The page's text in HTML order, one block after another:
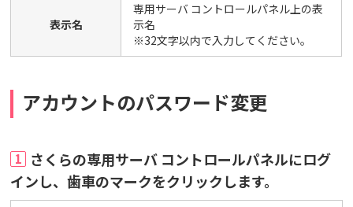
表示名
専用サーバ コントロールパネル上の表
示名
※32文字以内で入力してください。
アカウントのパスワード変更
1
さくらの専用サーバ コントロールパネルにログ
インし、歯車のマークをクリックします。